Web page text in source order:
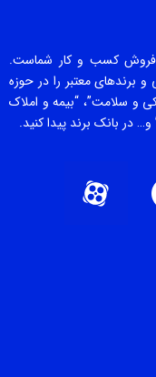
و فروش کسب و کار شماست.
برندهای معتبر را در حوزه
و سلامت”، “بیمه و املاک
در بانک برند پیدا کنید.